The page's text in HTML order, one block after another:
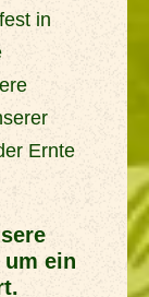
in
Ernte
ein